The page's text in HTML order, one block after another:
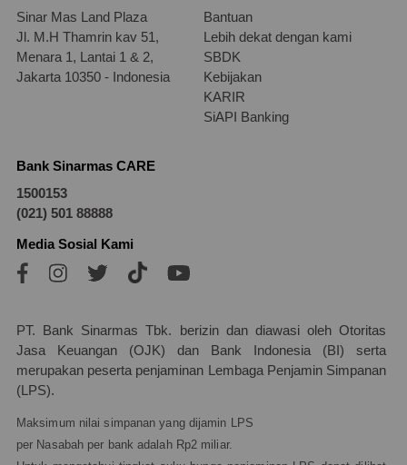
Sinar Mas Land Plaza
Jl. M.H Thamrin kav 51,
Menara 1, Lantai 1 & 2,
Jakarta 10350 - Indonesia
Bantuan
Lebih dekat dengan kami
SBDK
Kebijakan
KARIR
SiAPI Banking
Bank Sinarmas CARE
1500153
(021) 501 88888
Media Sosial Kami
PT. Bank Sinarmas Tbk. berizin dan diawasi oleh Otoritas
Jasa Keuangan (OJK) dan Bank Indonesia (BI) serta
merupakan peserta penjaminan Lembaga Penjamin Simpanan
(LPS).
Maksimum nilai simpanan yang dijamin LPS
per Nasabah per bank adalah Rp2 miliar.